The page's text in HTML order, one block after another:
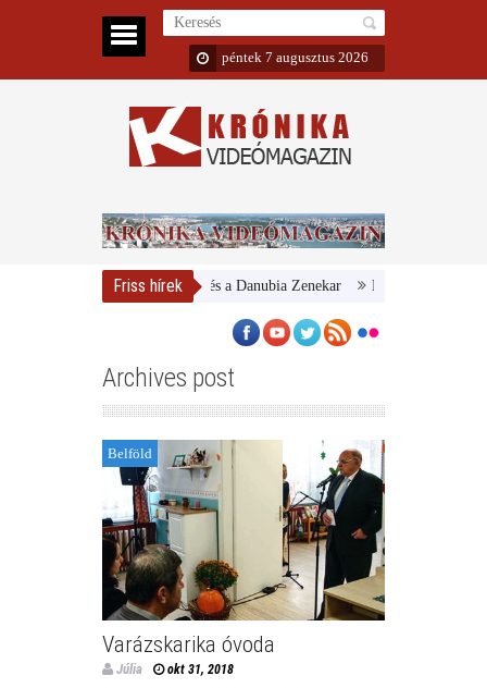
péntek 7 augusztus 2026
Friss hírek
Magyar Nemzeti Galéria és a Danubia Zenekar Bemutatta 2024/25-ös
Archives post
Belföld
Varázskarika óvoda
Júlia okt 31, 2018